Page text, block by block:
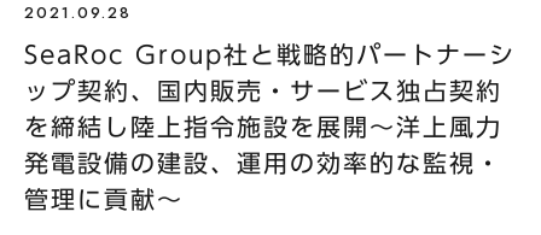
2021.09.28
SeaRoc Group社と戦略的パートナーシ
ップ契約、国内販売・サービス独占契約
を締結し陸上指令施設を展開～洋上風力
発電設備の建設、運用の効率的な監視・
管理に貢献～